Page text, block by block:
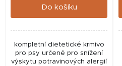
Do košíku
kompletní dietetické krmivo
pro psy určené pro snížení
výskytu potravinových alergií